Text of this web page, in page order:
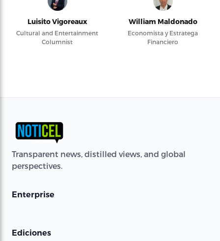
Luisito Vigoreaux
Cultural and Entertainment
Columnist
William Maldonado
Economista y Estratega
Financiero
Transparent news, distilled views, and global
perspectives.
Enterprise
Ediciones